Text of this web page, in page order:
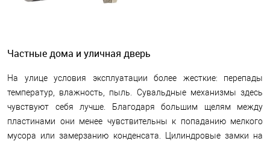
Частные дома и уличная дверь
На улице условия эксплуатации более жесткие: перепады
температур, влажность, пыль. Сувальдные механизмы здесь
чувствуют себя лучше. Благодаря большим щелям между
пластинами они менее чувствительны к попаданию мелкого
мусора или замерзанию конденсата. Цилиндровые замки на